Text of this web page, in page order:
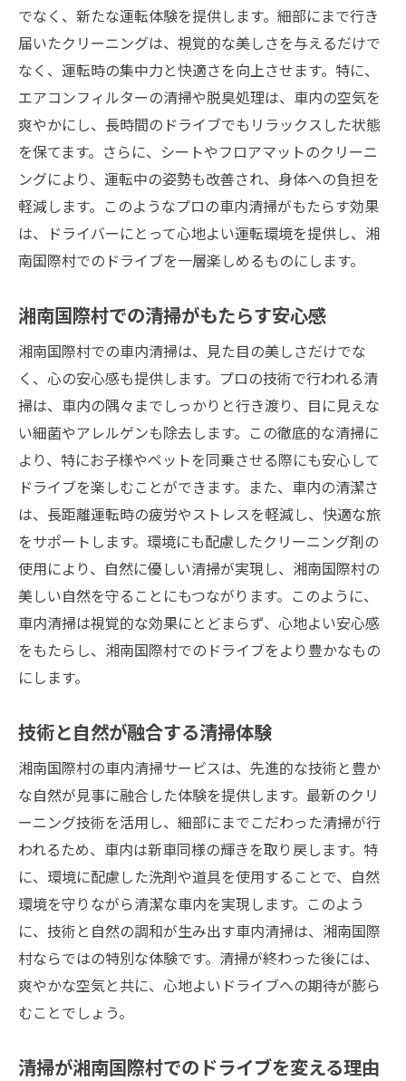
でなく、新たな運転体験を提供します。細部にまで行き
届いたクリーニングは、視覚的な美しさを与えるだけで
なく、運転時の集中力と快適さを向上させます。特に、
エアコンフィルターの清掃や脱臭処理は、車内の空気を
爽やかにし、長時間のドライブでもリラックスした状態
を保てます。さらに、シートやフロアマットのクリーニ
ングにより、運転中の姿勢も改善され、身体への負担を
軽減します。このようなプロの車内清掃がもたらす効果
は、ドライバーにとって心地よい運転環境を提供し、湘
南国際村でのドライブを一層楽しめるものにします。
湘南国際村での清掃がもたらす安心感
湘南国際村での車内清掃は、見た目の美しさだけでな
く、心の安心感も提供します。プロの技術で行われる清
掃は、車内の隅々までしっかりと行き渡り、目に見えな
い細菌やアレルゲンも除去します。この徹底的な清掃に
より、特にお子様やペットを同乗させる際にも安心して
ドライブを楽しむことができます。また、車内の清潔さ
は、長距離運転時の疲労やストレスを軽減し、快適な旅
をサポートします。環境にも配慮したクリーニング剤の
使用により、自然に優しい清掃が実現し、湘南国際村の
美しい自然を守ることにもつながります。このように、
車内清掃は視覚的な効果にとどまらず、心地よい安心感
をもたらし、湘南国際村でのドライブをより豊かなもの
にします。
技術と自然が融合する清掃体験
湘南国際村の車内清掃サービスは、先進的な技術と豊か
な自然が見事に融合した体験を提供します。最新のクリ
ーニング技術を活用し、細部にまでこだわった清掃が行
われるため、車内は新車同様の輝きを取り戻します。特
に、環境に配慮した洗剤や道具を使用することで、自然
環境を守りながら清潔な車内を実現します。このよう
に、技術と自然の調和が生み出す車内清掃は、湘南国際
村ならではの特別な体験です。清掃が終わった後には、
爽やかな空気と共に、心地よいドライブへの期待が膨ら
むことでしょう。
清掃が湘南国際村でのドライブを変える理由